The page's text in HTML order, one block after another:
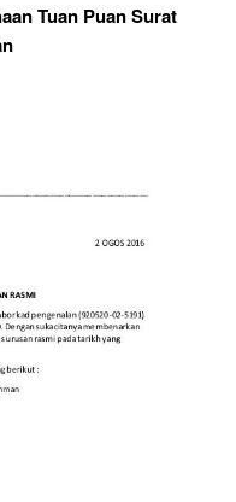
Tuan Puan Surat